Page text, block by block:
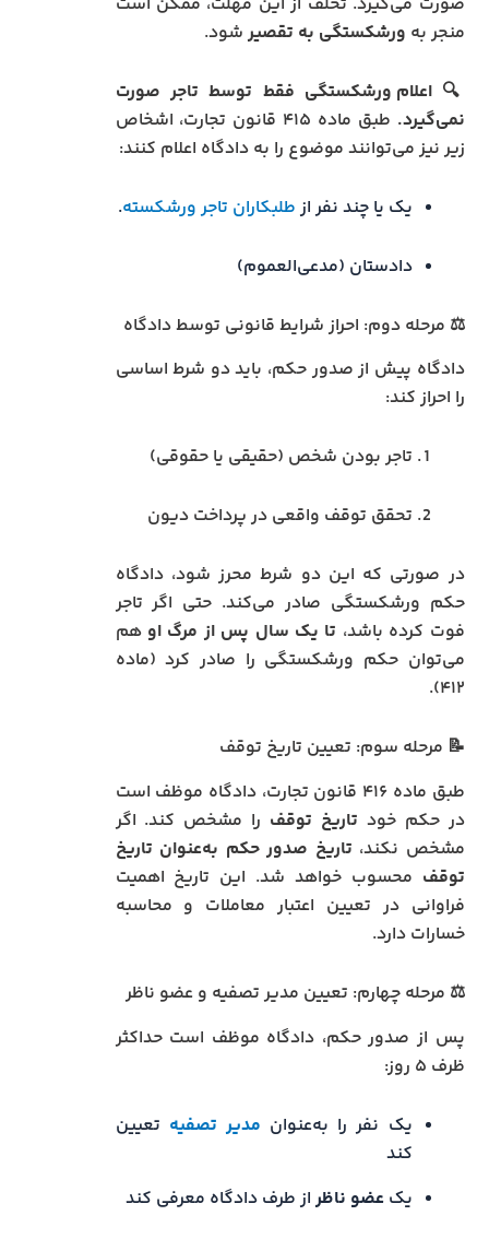
منجر به ورشکستگی به تقصیر شود.
🔍اعلام ورشکستگی فقط توسط تاجر صورت
نمی‌گیرد.
طبق ماده ۴۱۵ قانون تجارت، اشخاص
زیر نیز می‌توانند موضوع را به دادگاه اعلام کنند:
یک یا چند نفر از طلبکاران تاجر ورشکسته.
دادستان (مدعی‌العموم)
⚖️ مرحله دوم: احراز شرایط قانونی توسط دادگاه
دادگاه پیش از صدور حکم، باید دو شرط اساسی
را احراز کند:
تاجر بودن شخص (حقیقی یا حقوقی)
تحقق توقف واقعی در پرداخت دیون
در صورتی که این دو شرط محرز شود، دادگاه
حکم ورشکستگی صادر می‌کند. حتی اگر تاجر
فوت کرده باشد، تا یک سال پس از مرگ او هم
می‌توان حکم ورشکستگی را صادر کرد (ماده
۴۱۲).
📝 مرحله سوم: تعیین تاریخ توقف
طبق ماده ۴۱۶ قانون تجارت، دادگاه موظف است
در حکم خود تاریخ توقف را مشخص کند. اگر
مشخص نکند، تاریخ صدور حکم به‌عنوان تاریخ
توقف محسوب خواهد شد. این تاریخ اهمیت
فراوانی در تعیین اعتبار معاملات و محاسبه
خسارات دارد.
⚖️ مرحله چهارم: تعیین مدیر تصفیه و عضو ناظر
پس از صدور حکم، دادگاه موظف است حداکثر
ظرف ۵ روز:
یک نفر را به‌عنوان مدیر تصفیه تعیین
کند
یکعضو ناظراز طرف دادگاه معرفی کند